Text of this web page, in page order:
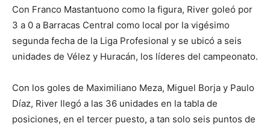
lo
que
se
Con Franco Mastantuono como la figura, River goleó por
3 a 0 a Barracas Central como local por la vigésimo
segunda fecha de la Liga Profesional y se ubicó a seis
unidades de Vélez y Huracán, los líderes del campeonato.
Con los goles de Maximiliano Meza, Miguel Borja y Paulo
Díaz, River llegó a las 36 unidades en la tabla de
posiciones, en el tercer puesto, a tan solo seis puntos de